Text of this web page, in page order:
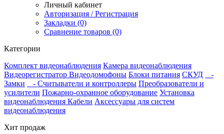
Личный кабинет
Авторизация / Регистрация
Закладки (0)
Сравнение товаров (0)
Категории
Комплект видеонаблюдения Камера видеонаблюдения
Видеорегистратор Видеодомофоны Блоки питания СКУД
-
Замки
- Считыватели и контроллеры Преобразователи и
усилители Пожарно-охранное оборудование Установка
видеонаблюдения Кабели Аксессуары для систем
видеонаблюдения
Хит продаж